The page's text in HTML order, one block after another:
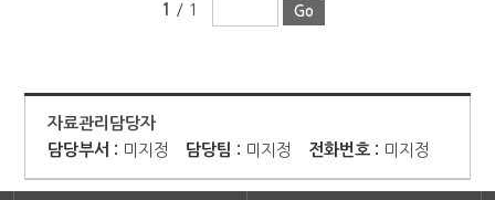
1 / 1
자료관리담당자
담당부서 : 미지정 담당팀 : 미지정 전화번호 : 미지정